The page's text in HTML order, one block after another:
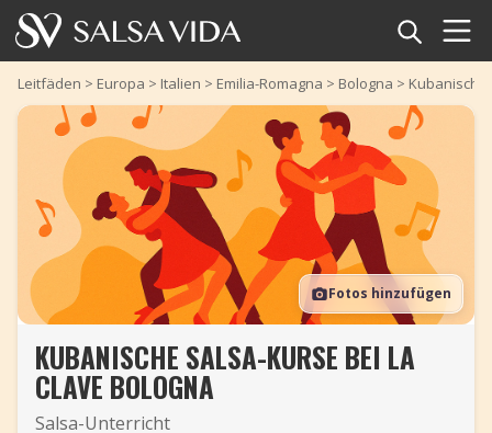
Startseite
Veranstaltungen
Nachrichten
Artikel
Videos
Salsa-Begriffe
Leitfäden > Europa > Italien > Emilia-Romagna > Bologna > Kubanische
Fotos hinzufügen
KUBANISCHE SALSA-KURSE BEI LA
CLAVE BOLOGNA
Salsa-Unterricht